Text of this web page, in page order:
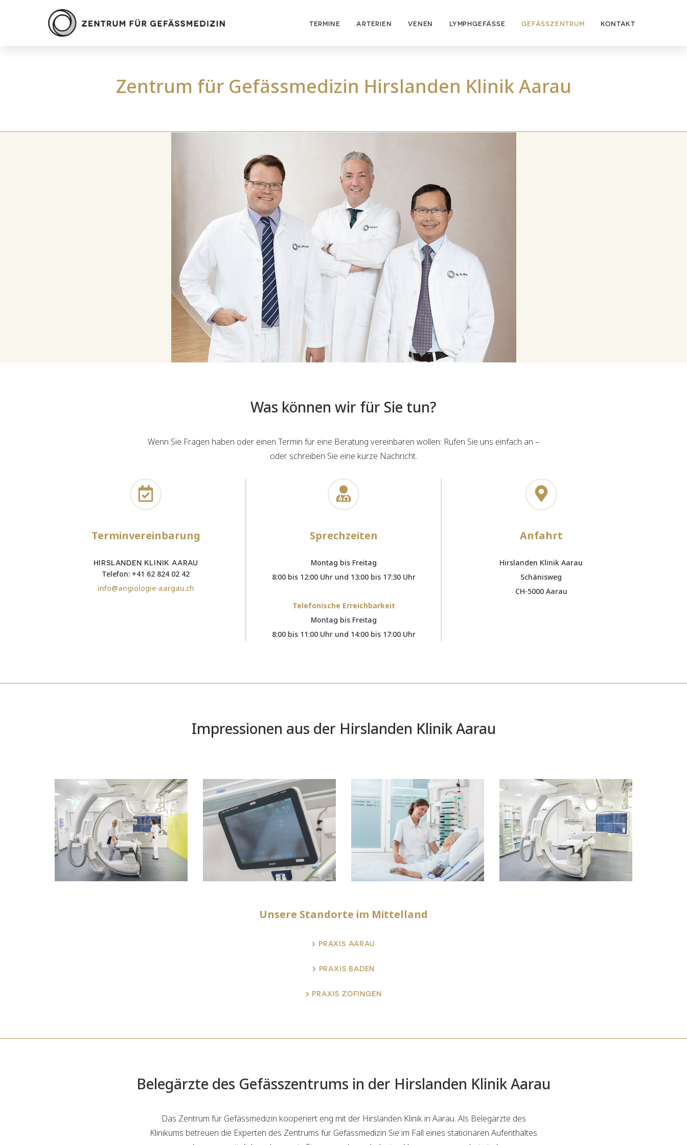
TERMINE ARTERIEN VENEN LYMPHGEFÄSSE GEFÄSSZENTRUM KONTAKT
Zentrum für Gefässmedizin Hirslanden Klinik Aarau
Was können wir für Sie tun?
Wenn Sie Fragen haben oder einen Termin für eine Beratung vereinbaren wollen: Rufen Sie uns einfach an –
oder schreiben Sie eine kurze Nachricht.
Terminvereinbarung
HIRSLANDEN KLINIK AARAU
Telefon: +41 62 824 02 42
info@angiologie-aargau.ch
Sprechzeiten
Montag bis Freitag
8:00 bis 12:00 Uhr und 13:00 bis 17:30 Uhr
Telefonische Erreichbarkeit
Montag bis Freitag
8:00 bis 11:00 Uhr und 14:00 bis 17:00 Uhr
Anfahrt
Hirslanden Klinik Aarau
Schänisweg
CH-5000 Aarau
Impressionen aus der Hirslanden Klinik Aarau
Unsere Standorte im Mittelland
PRAXIS AARAU
PRAXIS BADEN
PRAXIS ZOFINGEN
Belegärzte des Gefässzentrums in der Hirslanden Klinik Aarau
Das Zentrum für Gefässmedizin kooperiert eng mit der Hirslanden Klinik in Aarau. Als Belegärzte des
Klinikums betreuen die Experten des Zentrums für Gefässmedizin Sie im Fall eines stationären Aufenthaltes